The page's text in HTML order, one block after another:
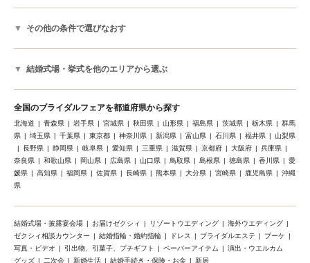
その他の条件で選びなおす
結婚式場・挙式を他のエリアから選ぶ
全国のブライダルフェアを都道府県から探す
北海道 青森県 岩手県 宮城県 秋田県 山形県 福島県 茨城県 栃木県
群馬
県
埼玉県 千葉県 東京都 神奈川県 新潟県 富山県 石川県 福井県
山梨県
長野県
静岡県 岐阜県 愛知県 三重県 滋賀県 京都府 大阪府
兵庫県
奈良県
和歌山県 岡山県 広島県 山口県 鳥取県 島根県 徳島県 香川県
愛
媛県
高知県 福岡県 佐賀県 長崎県 熊本県 大分県 宮崎県 鹿児島県
沖縄
県
結婚式場・披露宴会場 お届けゼクシィ リゾートウエディング
海外ウエディング
ゼクシィ相談カウンター
結婚指輪・婚約指輪 ドレス ブライダルエステ
ブーケ
写真・ビデオ
引出物、引菓子、プチギフト ペーパーアイテム
演出・ウエルカム
グッズ
二次会 新婚生活 結婚手続き・保険・お金 新居